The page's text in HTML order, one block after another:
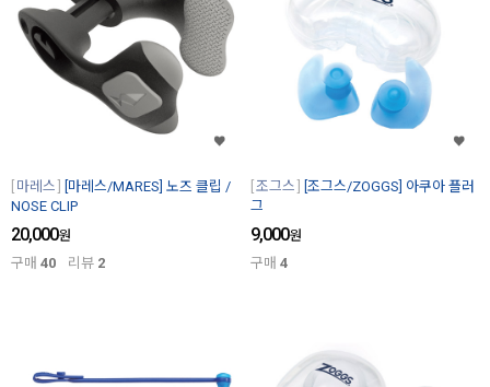
마레스
[마레스/MARES] 노즈 클립 /
NOSE CLIP
20,000원
구매 40 리뷰 2
조그스
[조그스/ZOGGS] 아쿠아 플러
그
9,000원
구매 4